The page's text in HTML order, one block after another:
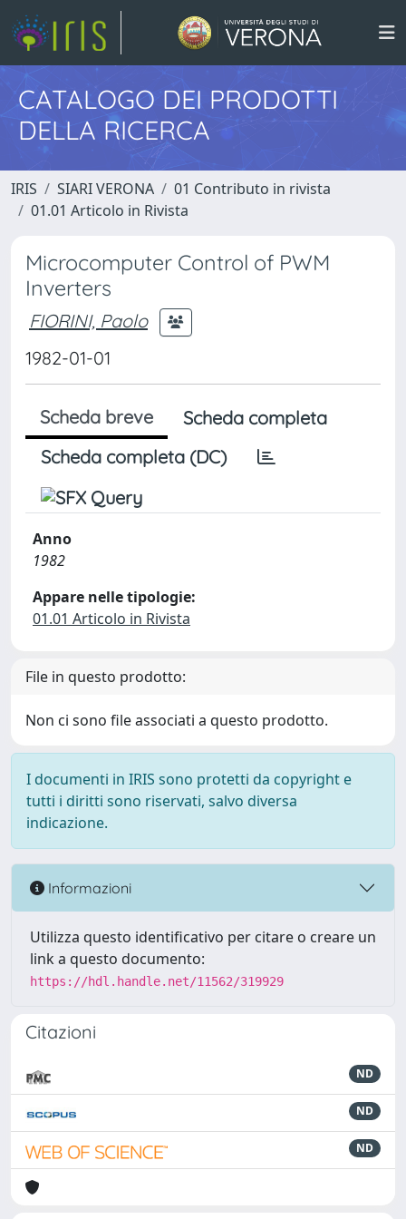
CATALOGO DEI PRODOTTI
DELLA RICERCA
IRIS SIARI VERONA
01 Contributo in rivista
01.01 Articolo in Rivista
Microcomputer Control of PWM
Inverters
FIORINI, Paolo
1982-01-01
Scheda breve
Scheda completa
Scheda completa (DC)
Anno
1982
Appare nelle tipologie:
01.01 Articolo in Rivista
File in questo prodotto:
Non ci sono file associati a questo prodotto.
I documenti in IRIS sono protetti da copyright e
tutti i diritti sono riservati, salvo diversa
indicazione.
Informazioni
Utilizza questo identificativo per citare o creare un
link a questo documento:
https://hdl.handle.net/11562/319929
Citazioni
ND
ND
ND